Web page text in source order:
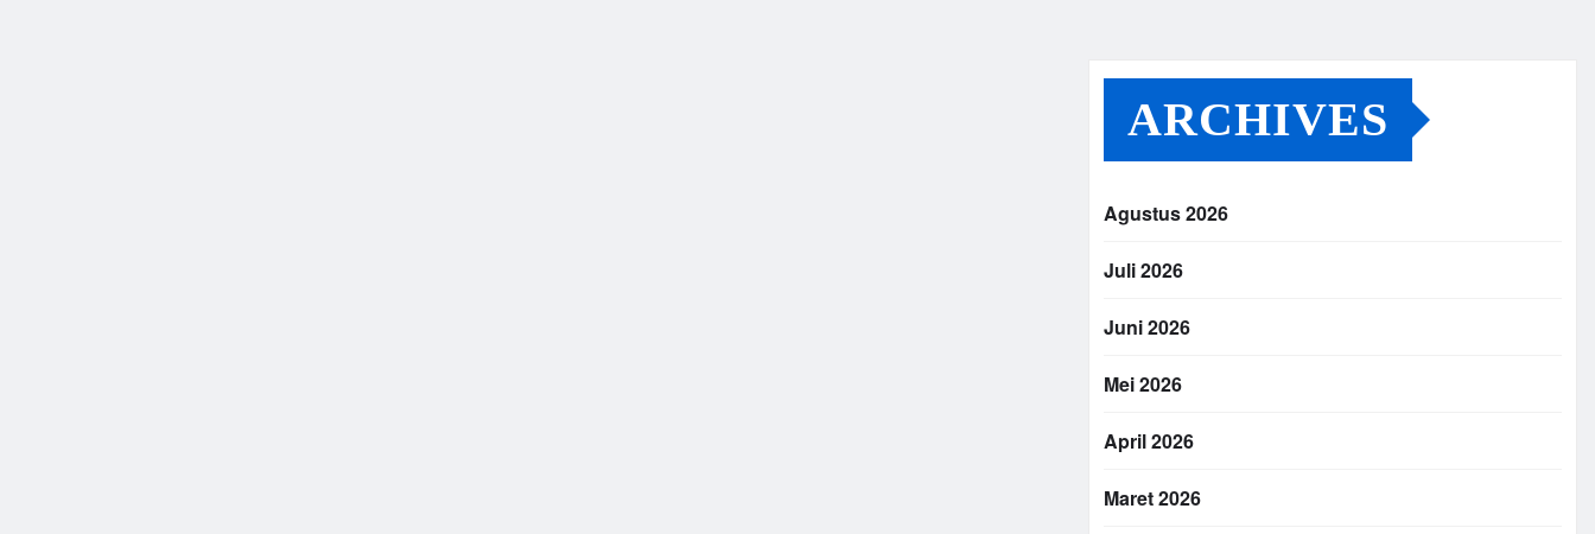
ARCHIVES
Agustus 2026
Juli 2026
Juni 2026
Mei 2026
April 2026
Maret 2026